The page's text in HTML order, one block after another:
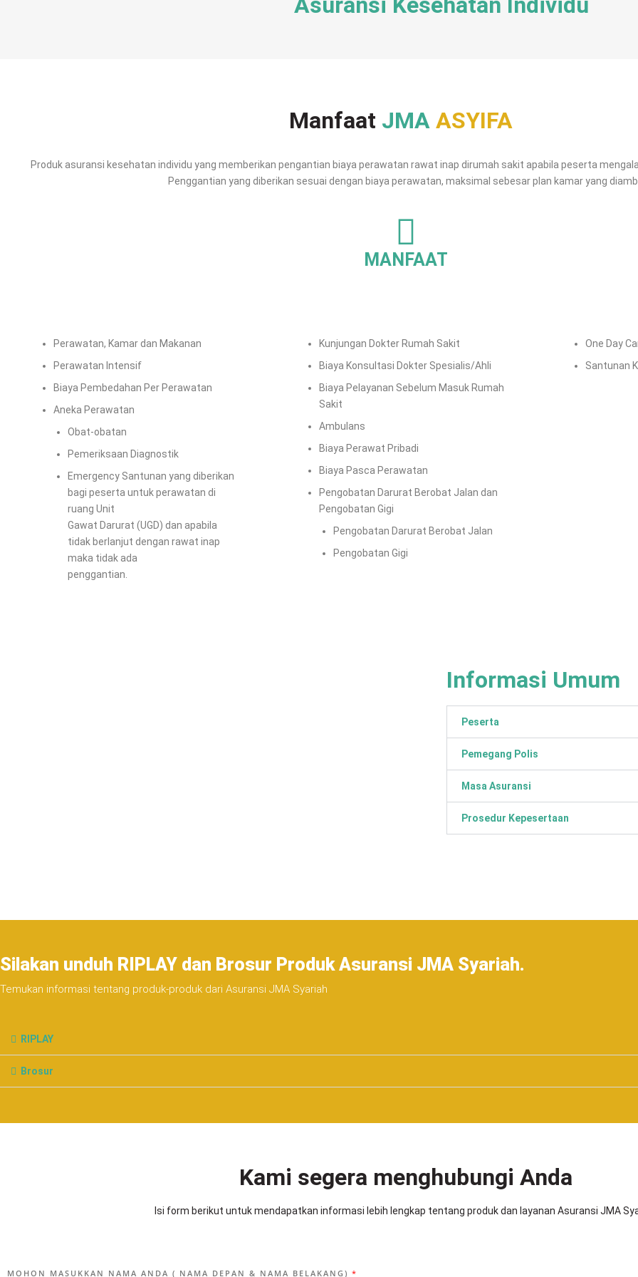
Manfaat JMA ASYIFA
Produk asuransi kesehatan individu yang memberikan pengantian biaya perawatan rawat inap dirumah sakit apabila peserta
Penggantian yang diberikan sesuai dengan biaya perawatan, maksimal sebesar plan kamar yang
MANFAAT
Perawatan, Kamar dan Makanan
Perawatan Intensif
Biaya Pembedahan Per Perawatan
Aneka Perawatan
Obat-obatan
Pemeriksaan Diagnostik
Emergency Santunan yang diberikan
bagi peserta untuk perawatan di
ruang Unit
Gawat Darurat (UGD) dan apabila
tidak berlanjut dengan rawat inap
maka tidak ada
penggantian.
Kunjungan Dokter Rumah Sakit
Biaya Konsultasi Dokter Spesialis/Ahli
Biaya Pelayanan Sebelum Masuk Rumah
Sakit
Ambulans
Biaya Perawat Pribadi
Biaya Pasca Perawatan
Pengobatan Darurat Berobat Jalan dan
Pengobatan Gigi
Pengobatan Darurat Berobat Jalan
Pengobatan Gigi
One Day
Santunan
Informasi Umum
Peserta
Pemegang Polis
Masa Asuransi
Prosedur Kepesertaan
Silakan unduh RIPLAY dan Brosur Produk Asuransi JMA Syariah.
Temukan informasi tentang produk-produk dari Asuransi JMA Syariah
RIPLAY
Brosur
Kami segera menghubungi Anda
Isi form berikut untuk mendapatkan informasi lebih lengkap tentang produk dan layanan Asuransi JMA
MOHON MASUKKAN NAMA ANDA ( NAMA DEPAN & NAMA BELAKANG) *